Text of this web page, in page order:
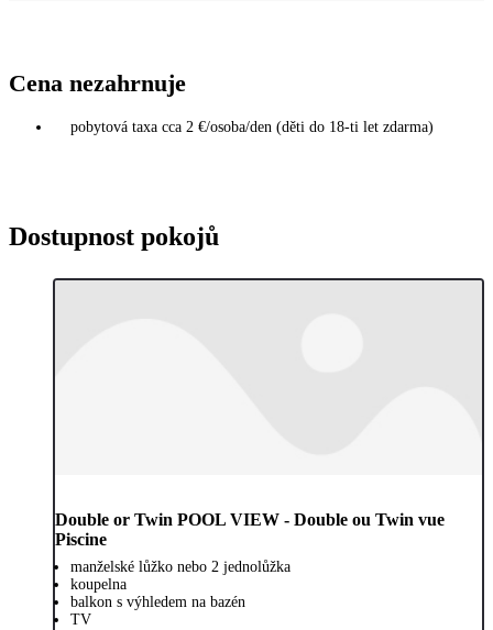
Cena nezahrnuje
pobytová taxa cca 2 €/osoba/den (děti do 18-ti let zdarma)
Dostupnost pokojů
Double or Twin POOL VIEW - Double ou Twin vue
Piscine
manželské lůžko nebo 2 jednolůžka
koupelna
balkon s výhledem na bazén
TV